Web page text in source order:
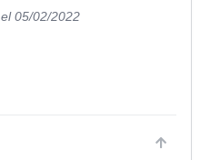
el 05/02/2022